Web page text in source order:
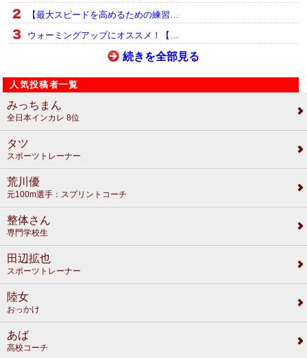
【最大スピードを高めるための練習…
ウォーミングアップにオススメ！【…
続きを全部見る
人気投稿者一覧
みっちまん
全日本インカレ 8位
タツ
スポーツトレーナー
荒川優
元100m選手：スプリントコーチ
整体さん
専門学校生
田辺拡也
スポーツトレーナー
陸女
おっかけ
あば
高校コーチ